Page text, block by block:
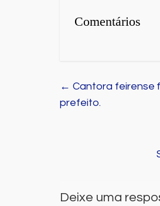
Comentários
← Cantora feirense
prefeito.
Deixe uma